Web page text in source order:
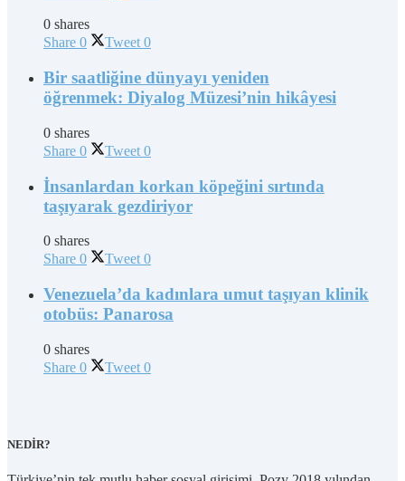
0 shares
Share 0 Tweet 0
Bir saatliğine dünyayı yeniden
öğrenmek: Diyalog Müzesi’nin hikâyesi
0 shares
Share 0 Tweet 0
İnsanlardan korkan köpeğini sırtında
taşıyarak gezdiriyor
0 shares
Share 0 Tweet 0
Venezuela’da kadınlara umut taşıyan klinik
otobüs: Panarosa
0 shares
Share 0 Tweet 0
NEDİR?